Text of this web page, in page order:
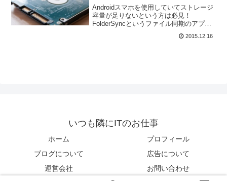
Androidスマホを使用していてストレージ
容量が足りないという方は必見！
FolderSyncというファイル同期のアプリ
を使用して、自動的にクラウドストレー
ジへファイルをバックアップしてスマホ
2015.12.16
いつも隣にITのお仕事
ホーム
プロフィール
ブログについて
広告について
運営会社
お問い合わせ